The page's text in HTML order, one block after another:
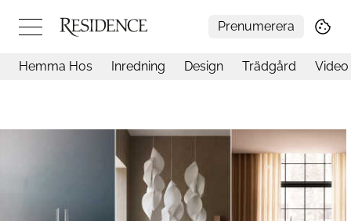
Prenumerera
Livsstil
Hemma Hos Inredning Design Trädgård Video